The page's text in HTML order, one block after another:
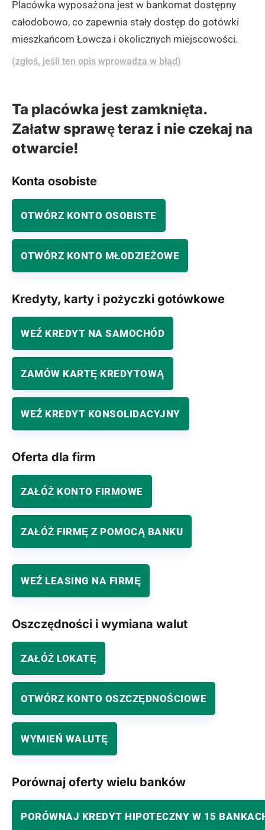
Placówka wyposażona jest w bankomat dostępny
całodobowo, co zapewnia stały dostęp do gotówki
mieszkańcom Łowcza i okolicznych miejscowości.
(zgłoś, jeśli ten opis wprowadza w błąd)
Ta placówka jest zamknięta.
Załatw sprawę teraz i nie czekaj na
otwarcie!
Konta osobiste
OTWÓRZ KONTO OSOBISTE
OTWÓRZ KONTO MŁODZIEŻOWE
Kredyty, karty i pożyczki gotówkowe
WEŹ KREDYT NA SAMOCHÓD
ZAMÓW KARTĘ KREDYTOWĄ
WEŹ KREDYT KONSOLIDACYJNY
Oferta dla firm
ZAŁÓŻ KONTO FIRMOWE
ZAŁÓŻ FIRMĘ Z POMOCĄ BANKU
WEŹ LEASING NA FIRMĘ
Oszczędności i wymiana walut
ZAŁÓŻ LOKATĘ
OTWÓRZ KONTO OSZCZĘDNOŚCIOWE
WYMIEŃ WALUTĘ
Porównaj oferty wielu banków
PORÓWNAJ KREDYT HIPOTECZNY W 15